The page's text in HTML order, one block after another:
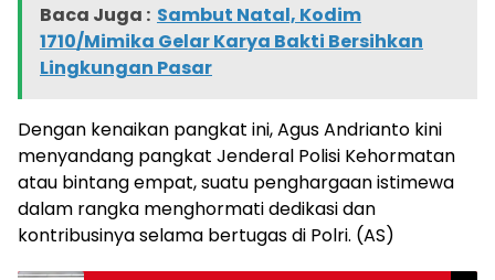
Baca Juga : Sambut Natal, Kodim
1710/Mimika Gelar Karya Bakti Bersihkan
Lingkungan Pasar
Dengan kenaikan pangkat ini, Agus Andrianto kini
menyandang pangkat Jenderal Polisi Kehormatan
atau bintang empat, suatu penghargaan istimewa
dalam rangka menghormati dedikasi dan
kontribusinya selama bertugas di Polri. (AS)